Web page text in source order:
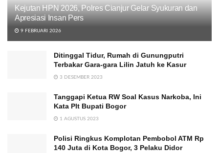
Kejutan HPN 2026, Polres Cianjur Gelar Syukuran dan
Apresiasi Insan Pers
9 FEBRUARI 2026
Ditinggal Tidur, Rumah di Gunungputri
Terbakar Gara-gara Lilin Jatuh ke Kasur
3 DESEMBER 2023
Tanggapi Ketua RW Soal Kasus Narkoba, Ini
Kata Plt Bupati Bogor
1 AGUSTUS 2023
Polisi Ringkus Komplotan Pembobol ATM Rp
140 Juta di Kota Bogor, 3 Pelaku Didor